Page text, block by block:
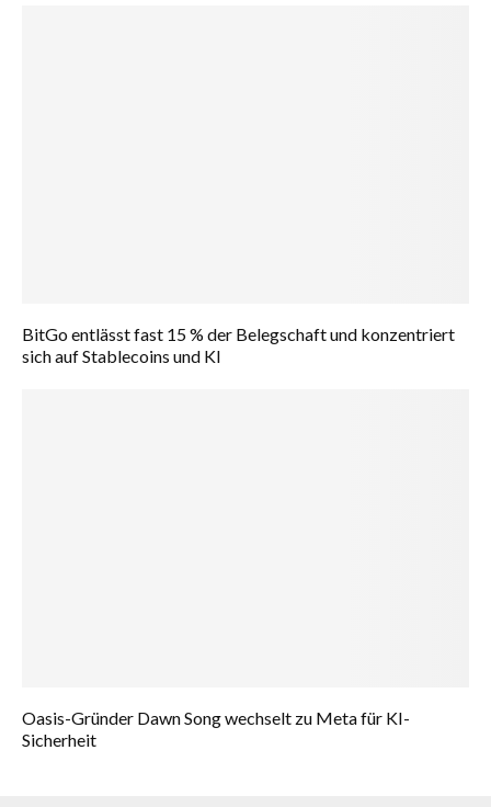
BitGo entlässt fast 15 % der Belegschaft und konzentriert
sich auf Stablecoins und KI
Oasis-Gründer Dawn Song wechselt zu Meta für KI-
Sicherheit